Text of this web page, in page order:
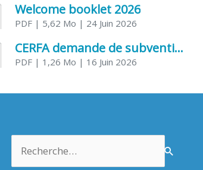
Welcome booklet 2026
PDF | 5,62 Mo | 24 Juin 2026
CERFA demande de subvention association
PDF | 1,26 Mo | 16 Juin 2026